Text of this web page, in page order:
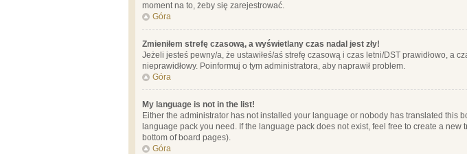
moment na to, żeby się zarejestrować.
Góra
Zmieniłem strefę czasową, a wyświetlany czas nadal jest zły!
Jeżeli jesteś pewny/a, że ustawiłeś/aś strefę czasową i czas letni/DST prawidłowo, a
nieprawidłowy. Poinformuj o tym administratora, aby naprawił problem.
Góra
My language is not in the list!
Either the administrator has not installed your language or nobody has translated this
language pack you need. If the language pack does not exist, feel free to create a
bottom of board pages).
Góra